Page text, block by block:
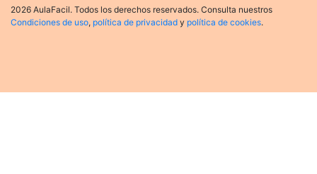
2026 AulaFacil. Todos los derechos reservados. Consulta nuestros
Condiciones de uso, política de privacidad y política de cookies.